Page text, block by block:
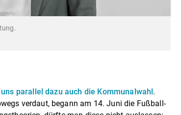
parallel dazu auch die Kommunalwahl .
verdaut, begann am 14. Juni die Fußball-